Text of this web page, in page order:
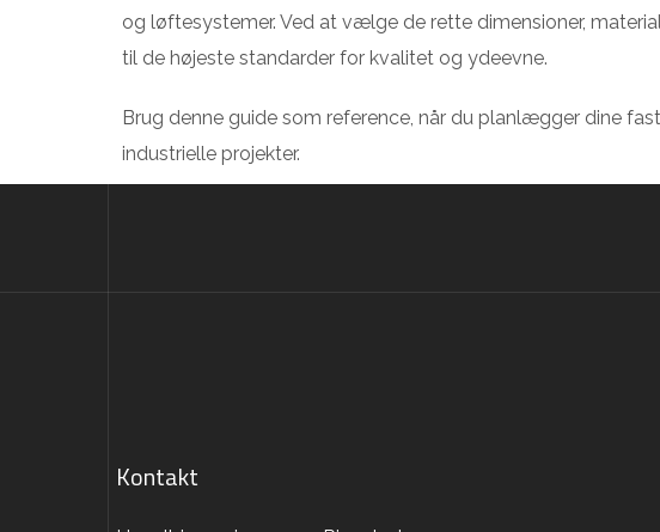
og løftesystemer. Ved at vælge de rette dimensioner,
til de højeste standarder for kvalitet og ydeevne.
Brug denne guide som reference, når du planlægger dine
industrielle projekter.
Kontakt